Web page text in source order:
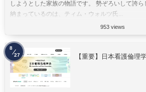
しようとした家族の物語です。 勢ぞろいして誇
納まっているのは、ティム・ウォルツ氏...
953 views
【重要】日本看護倫理
8
27